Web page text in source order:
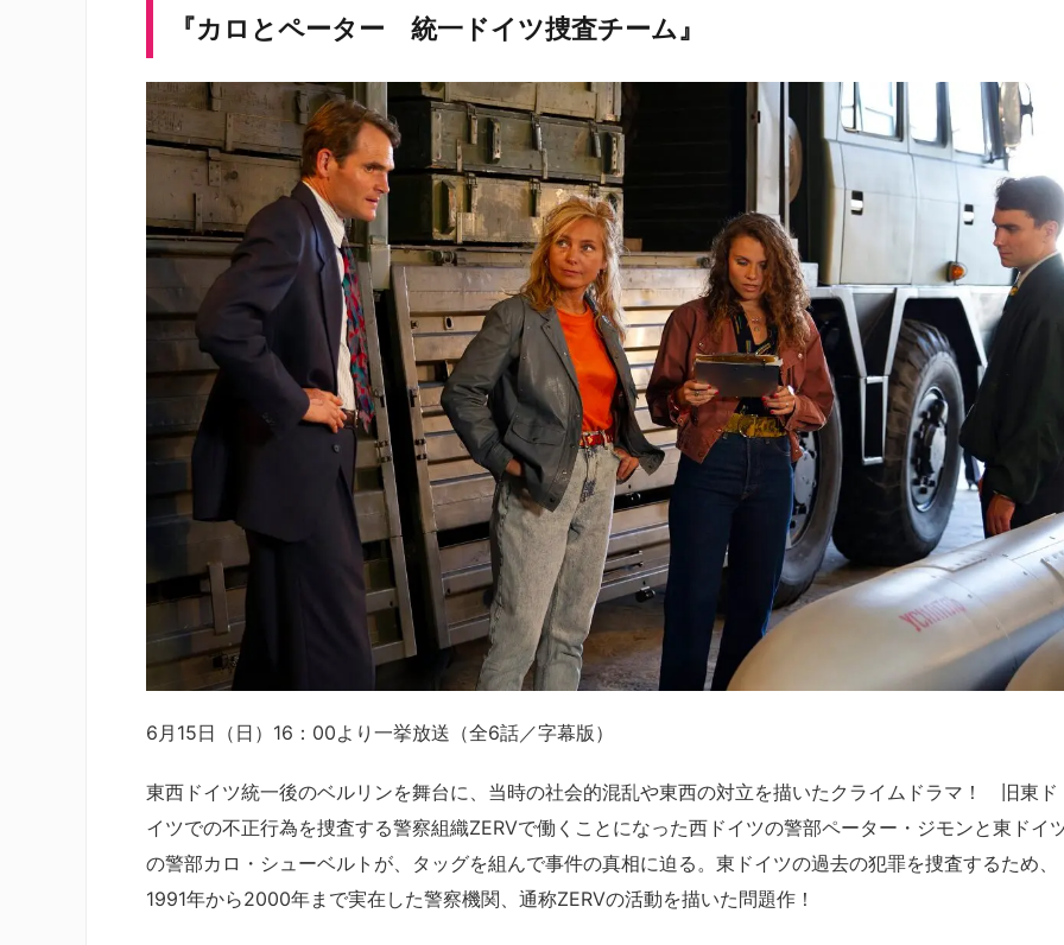
『カロとペーター 統一ドイツ捜査チーム』
6月15日（日）16：00より一挙放送（全6話／字幕版）
東西ドイツ統一後のベルリンを舞台に、当時の社会的混乱や東西の対立を描いたクライムドラマ！ 旧東ド
イツでの不正行為を捜査する警察組織ZERVで働くことになった西ドイツの警部ペーター・ジモンと東ドイ
の警部カロ・シューベルトが、タッグを組んで事件の真相に迫る。東ドイツの過去の犯罪を捜査するため、
1991年から2000年まで実在した警察機関、通称ZERVの活動を描いた問題作！